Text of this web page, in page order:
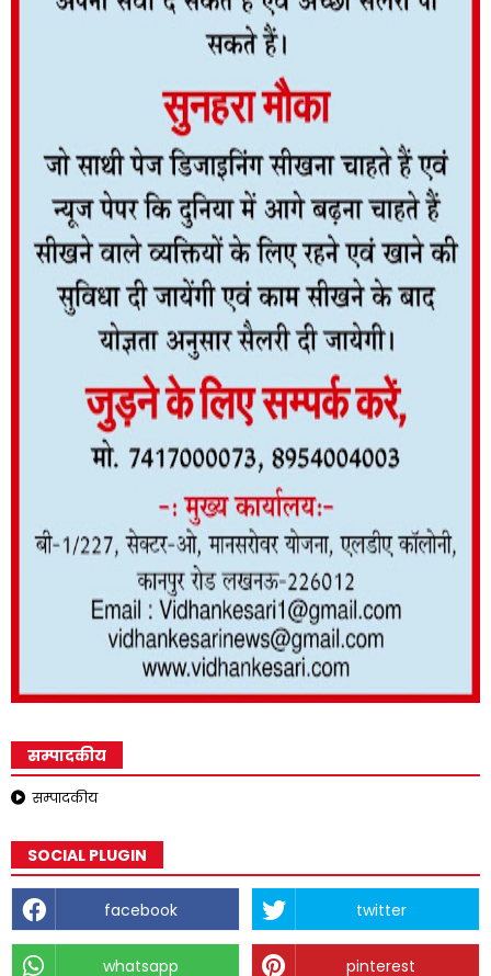
सम्पादकीय
सम्पादकीय
SOCIAL PLUGIN
facebook twitter
whatsapp pinterest